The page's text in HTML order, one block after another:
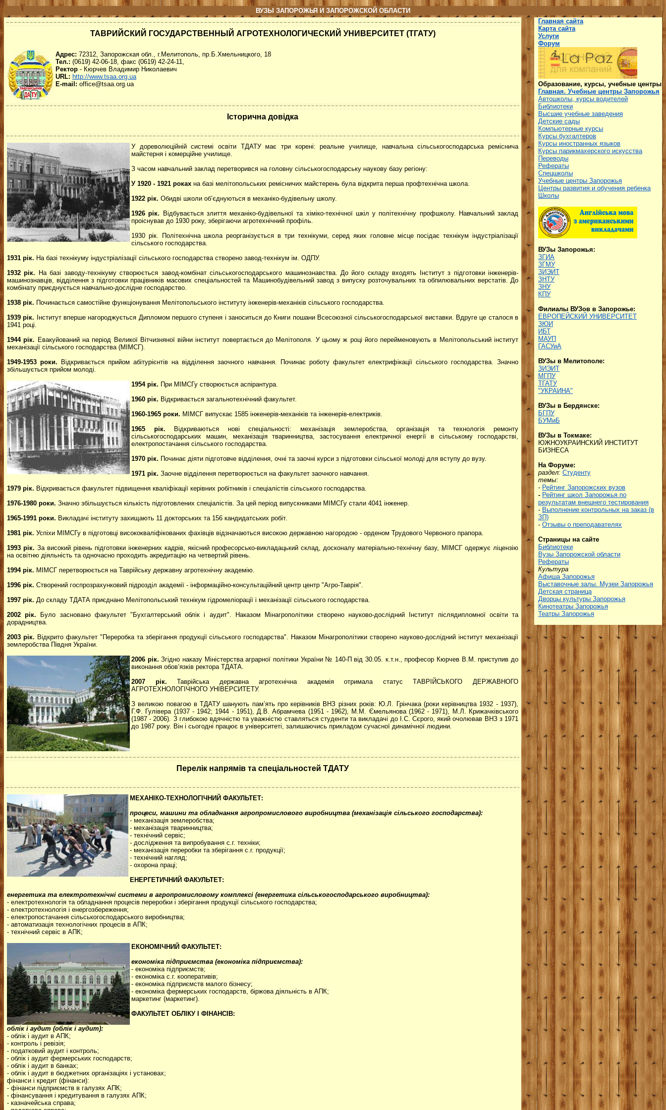
ВУЗЫ ЗАПОРОЖЬЯ И ЗАПОРОЖСКОЙ ОБЛАСТИ
ТАВРИЙСКИЙ ГОСУДАРСТВЕННЫЙ АГРОТЕХНОЛОГИЧЕСКИЙ УНИВЕРСИТЕТ (ТГАТУ)
Адрес: 72312, Запорожская обл., г.Мелитополь, пр.Б.Хмельницкого, 18
Тел.: (0619) 42-06-18, факс (0619) 42-24-11,
Ректор - Кюрчев Владимир Николаевич
URL: http://www.tsaa.org.ua
E-mail: office@tsaa.org.ua
Історична довідка
У дореволюційній системі освіти ТДАТУ має три корені: реальне училище, навчальна сільськогосподарська реміснича
майстерня і комерційне училище.
З часом навчальний заклад перетворився на головну сільськогосподарську наукову базу регіону:
У 1920 - 1921 роках на базі мелітопольських ремісничих майстерень була відкрита перша профтехнічна школа.
1922 рік. Обидві школи об’єднуються в механіко-будівельну школу.
1926 рік.
Відбувається злиття механіко-будівельної та хіміко-технічної шкіл у політехнічну профшколу. Навчальний заклад
проіснував до 1930 року, зберігаючи агротехнічний профіль.
1930 рік. Політехнічна школа реорганізується в три технікуми, серед яких головне місце посідає технікум індустріалізації
сільського господарства.
1931 рік. На базі технікуму індустріалізації сільського господарства створено завод-технікум ім. ОДПУ.
1932 рік. На базі заводу-технікуму створюється завод-комбінат сільськогосподарського машинознавства. До його складу входять Інститут з підготовки інженерів-
машинознавців, відділення з підготовки працівників масових спеціальностей та Машинобудівельний завод з випуску розточувальних та обпилювальних верстатів. До
комбінату приєднується навчально-дослідне господарство.
1938 рік. Починається самостійне функціонування Мелітопольського інституту інженерів-механіків сільського господарства.
1939 рік. Інститут вперше нагороджується Дипломом першого ступеня і заноситься до Книги пошани Всесоюзної сільськогосподарської виставки. Вдруге це сталося в
1941 році.
1944 рік. Евакуйований на період Великої Вітчизняної війни інститут повертається до Мелітополя. У цьому ж році його перейменовують в Мелітопольський інститут
механізації сільського господарства (МІМСГ).
1949-1953 роки. Відкривається прийом абітурієнтів на відділення заочного навчання. Починає роботу факультет електрифікації сільського господарства. Значно
збільшується прийом молоді.
1954 рік. При МІМСГу створюється аспірантура.
1960 рік. Відкривається загальнотехнічний факультет.
1960-1965 роки. МІМСГ випускає 1585 інженерів-механіків та інженерів-електриків.
1965 рік. Відкриваються нові спеціальності: механізація землеробства, організація та технологія ремонту
сільськогосподарських машин, механізація тваринництва, застосування електричної енергії в сільському господарстві,
електропостачання сільського господарства.
1970 рік. Починає діяти підготовче відділення, очні та заочні курси з підготовки сільської молоді для вступу до вузу.
1971 рік. Заочне відділення перетворюється на факультет заочного навчання.
1979 рік. Відкривається факультет підвищення кваліфікації керівних робітників і спеціалістів сільського господарства.
1976-1980 роки. Значно збільшується кількість підготовлених спеціалістів. За цей період випускниками МІМСГу стали 4041 інженер.
1965-1991 роки. Викладачі інституту захищають 11 докторських та 156 кандидатських робіт.
1981 рік. Успіхи МІМСГу в підготовці висококваліфікованих фахівців відзначаються високою державною нагородою - орденом Трудового Червоного прапора.
1993 рік. За високий рівень підготовки інженерних кадрів, якісний професорсько-викладацький склад, досконалу матеріально-технічну базу, МІМСГ одержує ліцензію
на освітню діяльність та одночасно проходить акредитацію на четвертий рівень.
1994 рік. МІМСГ перетворюється на Таврійську державну агротехнічну академію.
1996 рік. Створений госпрозрахунковий підрозділ академії - інформаційно-консультаційний центр центр "Агро-Таврія".
1997 рік. До складу ТДАТА приєднано Мелітопольський технікум гідромеліорації і механізації сільського господарства.
2002 рік. Було засновано факультет "Бухгалтерський облік і аудит". Наказом Мінагрополітики створено науково-дослідний Інститут післядипломної освіти та
дорадництва.
2003 рік. Відкрито факультет "Переробка та зберігання продукції сільського господарства". Наказом Мінагрополітики створено науково-дослідний інститут механізації
землеробства Півдня України.
2006 рік. Згідно наказу Міністерства аграрної політики України № 140-П від 30.05. к.т.н., професор Кюрчев В.М. приступив до
виконання обов’язків ректора ТДАТА.
2007 рік. Таврійська державна агротехнічна академія отримала статус ТАВРІЙСЬКОГО ДЕРЖАВНОГО
АГРОТЕХНОЛОГІЧНОГО УНІВЕРСИТЕТУ.
З великою повагою в ТДАТУ шанують пам’ять про керівників ВНЗ різних років: Ю.Л. Грінчака (роки керівництва 1932 - 1937),
Г.Ф. Гулівера (1937 - 1942; 1944 - 1951), Д.В. Абрамчева (1951 - 1962), М.М. Ємельянова (1962 - 1971), М.Л. Крижачківського
(1987 - 2006). З глибокою вдячністю та уважністю ставляться студенти та викладачі до І.С. Сєрого, який очолював ВНЗ з 1971
до 1987 року. Він і сьогодні працює в університеті, залишаючись прикладом сучасної динамічної людини.
Перелік напрямів та спеціальностей ТДАТУ
МЕХАНІКО-ТЕХНОЛОГІЧНИЙ ФАКУЛЬТЕТ:
процеси, машини та обладнання агропромислового виробництва (механізація сільського господарства):
- механізація землеробства;
- механізація тваринництва;
- технічний сервіс;
- дослідження та випробування с.г. техніки;
- механізація переробки та зберігання с.г. продукції;
- технічний нагляд;
- охорона праці;
ЕНЕРГЕТИЧНИЙ ФАКУЛЬТЕТ:
енергетика та електротехнічні системи в агропромисловому комплексі (енергетика сільськогосподарського виробництва):
- електротехнологія та обладнання процесів переробки і зберігання продукції сільського господарства;
- електротехнологія і енергозбереження;
- електропостачання сільськогосподарського виробництва;
- автоматизація технологічних процесів в АПК;
- технічний сервіс в АПК;
ЕКОНОМІЧНИЙ ФАКУЛЬТЕТ:
економіка підприємства (економіка підприємства):
- економіка підприємств;
- економіка с.г. кооперативів;
- економіка підприємств малого бізнесу;
- економіка фермерських господарств, біржова діяльність в АПК;
маркетинг (маркетинг).
ФАКУЛЬТЕТ ОБЛІКУ І ФІНАНСІВ:
облік і аудит (облік і аудит):
- облік і аудит в АПК;
- контроль і ревізія;
- податковий аудит і контроль;
- облік і аудит фермерських господарств;
- облік і аудит в банках;
- облік і аудит в бюджетних організаціях і установах;
фінанси і кредит (фінанси):
- фінанси підприємств в галузях АПК;
- фінансування і кредитування в галузях АПК;
- казначейська справа;
Главная сайта
Карта сайта
Услуги
Форум
Образование, курсы, учебные центры
Главная. Учебные центры Запорожья
Автошколы, курсы водителей
Библиотеки
Высшие учебные заведения
Детские сады
Компьютерные курсы
Курсы бухгалтеров
Курсы иностранных языков
Курсы парикмахерского искусства
Переводы
Рефераты
Спецшколы
Учебные центры Запорожья
Центры развития и обучения ребенка
Школы
ВУЗы Запорожья:
ЗГИА
ЗГМУ
ЗИЭИТ
ЗНТУ
ЗНУ
КПУ
Филиалы ВУЗов в Запорожье:
ЕВРОПЕЙСКИЙ УНИВЕРСИТЕТ
ЗЮИ
ИБТ
МАУП
ГАСУиА
ВУЗы в Мелитополе:
ЗИЭИТ
МГПУ
ТГАТУ
"УКРАИНА"
ВУЗы в Бердянске:
БГПУ
БУМиБ
ВУЗы в Токмаке:
ЮЖНОУКРАИНСКИЙ ИНСТИТУТ
БИЗНЕСА
На Форуме:
раздел: Студенту
темы:
- Рейтинг Запорожских вузов
- Рейтинг школ Запорожья по
результатам внешнего тестирования
- Выполнение контрольных на заказ (в
ЗП)
- Отзывы о преподавателях
Страницы на сайте
Библиотеки
Вузы Запорожской области
Рефераты
Культура
Афиша Запорожья
Выставочные залы. Музеи Запорожья
Детская страница
Дворцы культуры Запорожья
Кинотеатры Запорожья
Театры Запорожья